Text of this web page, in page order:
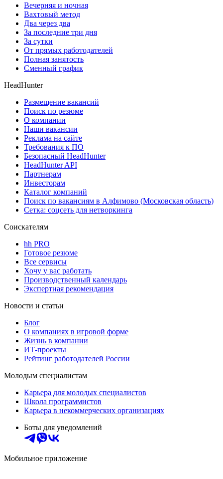
Вечерняя и ночная
Вахтовый метод
Два через два
За последние три дня
За сутки
От прямых работодателей
Полная занятость
Сменный график
HeadHunter
Размещение вакансий
Поиск по резюме
О компании
Наши вакансии
Реклама на сайте
Требования к ПО
Безопасный HeadHunter
HeadHunter API
Партнерам
Инвесторам
Каталог компаний
Поиск по вакансиям в Алфимово (Московская область)
Сетка: соцсеть для нетворкинга
Соискателям
hh PRO
Готовое резюме
Все сервисы
Хочу у вас работать
Производственный календарь
Экспертная рекомендация
Новости и статьи
Блог
О компаниях в игровой форме
Жизнь в компании
ИТ-проекты
Рейтинг работодателей России
Молодым специалистам
Карьера для молодых специалистов
Школа программистов
Карьера в некоммерческих организациях
Боты для уведомлений
Мобильное приложение